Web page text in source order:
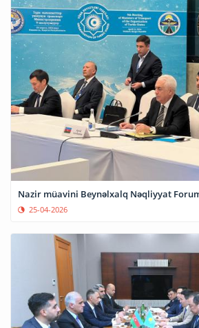
Nazir müavini Beynəlxalq Nəqliyyat
25-04-2026